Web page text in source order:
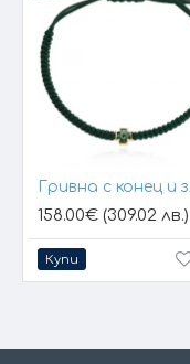
158.00€ (309.02 лв.)
Купи